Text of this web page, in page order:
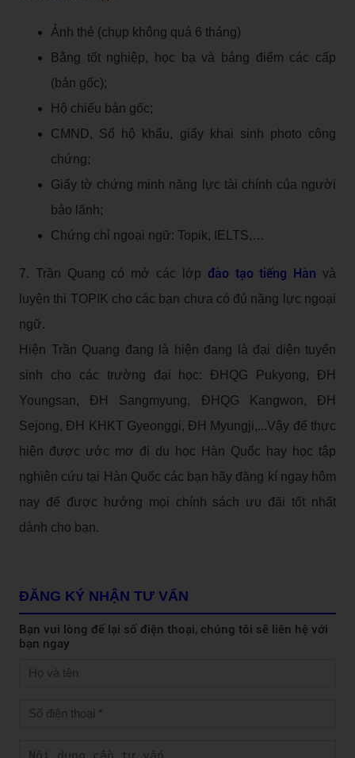
Ảnh thẻ (chụp không quá 6 tháng)
Bằng tốt nghiệp, học bạ và bảng điểm các cấp
(bản gốc);
Hộ chiếu bản gốc;
CMND, Sổ hộ khẩu, giấy khai sinh photo công
chứng;
Giấy tờ chứng minh năng lực tài chính của người
bảo lãnh;
Chứng chỉ ngoại ngữ: Topik, IELTS,…
7. Trần Quang có mở các lớp đào tạo tiếng Hàn và
luyện thi TOPIK cho các bạn chưa có đủ năng lực ngoại
ngữ.
Hiện Trần Quang đang là hiện đang là đại diện tuyển
sinh cho các trường đại học: ĐHQG Pukyong, ĐH
Youngsan, ĐH Sangmyung, ĐHQG Kangwon, ĐH
Sejong, ĐH KHKT Gyeonggi, ĐH Myungji,...Vậy để thực
hiện được ước mơ đi du học Hàn Quốc hay học tập
nghiên cứu tại Hàn Quốc các bạn hãy đăng kí ngay hôm
nay để được hưởng mọi chính sách ưu đãi tốt nhất
dành cho bạn.
ĐĂNG KÝ NHẬN TƯ VẤN
Bạn vui lòng để lại số điện thoại, chúng tôi sẽ liên hệ với
bạn ngay